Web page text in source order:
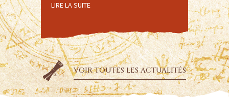
LIRE LA SUITE
LIRE LA
VOIR TOUTES LES ACTUALITÉS